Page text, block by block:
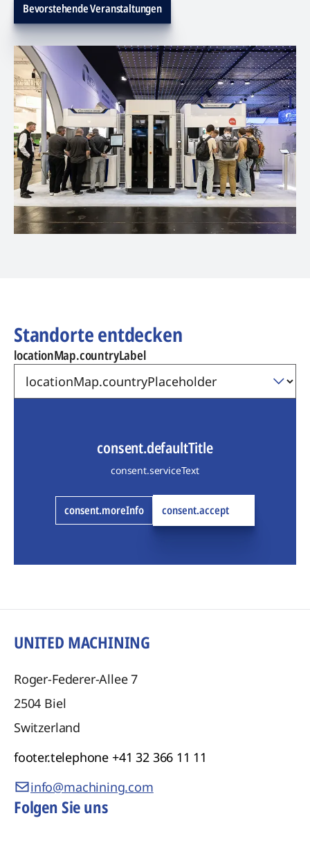
Bevorstehende Veranstaltungen
Standorte entdecken
locationMap.countryLabel
consent.defaultTitle
consent.serviceText
consent.moreInfo consent.accept
UNITED MACHINING
Roger-Federer-Allee 7
2504 Biel
Switzerland
footer.telephone +41 32 366 11 11
info@machining.com
Folgen Sie uns